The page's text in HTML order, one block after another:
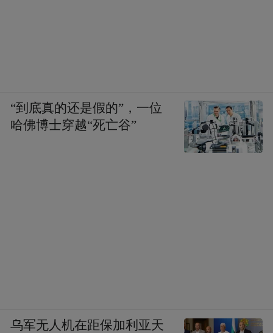
“到底真的还是假的”，一位
哈佛博士穿越“死亡谷”
乌军无人机在距保加利亚天